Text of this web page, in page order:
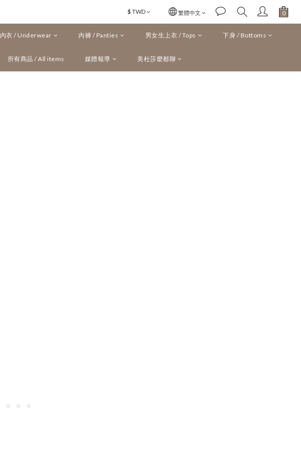
$ TWD 繁體中文
內衣 / Underwear 內褲 / Panties 男女生上衣 / Tops 下身 / Bottoms
所有商品 / All items 媒體報導 美杜莎麼都聊